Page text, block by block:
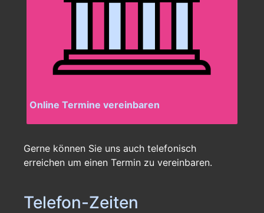
Online Termine vereinbaren
Gerne können Sie uns auch telefonisch
erreichen um einen Termin zu vereinbaren.
Telefon-Zeiten